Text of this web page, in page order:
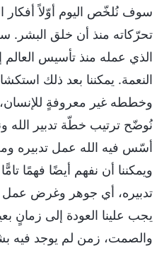
سوف نُلخّص اليوم أوّلاً
تحرّكاته منذ أن خلق البشر.
الذي عمله منذ تأسيس العالم
النعمة. يمكننا بعد ذلك
وخططه غير معروفةٍ
نُوضّح ترتيب خطّة تدبير الله
أسّس فيه الله عمل تدبيره
ويمكننا أن نفهم أيضًا فهمًا
تدبيره، أي جوهر وغرض عمل
يجب علينا العودة إلى زمانٍ
والصمت، زمن لم يوجد فيه